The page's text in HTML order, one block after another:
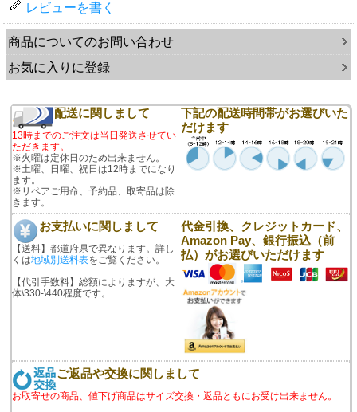
レビューを書く
商品についてのお問い合わせ
お気に入りに登録
配送に関しまして
13時までのご注文は当日発送させてい
ただきます。
※火曜は定休日のため出来ません。
※土曜、日曜、祝日は12時までになり
ます。
※リペアご用命、予約品、取寄品は除
きます。
下記の配送時間帯がお選びいた
だけます
お支払いに関しまして
【送料】都道府県で異なります。詳し
くは地域別送料表をご覧ください。
【代引手数料】総額によりますが、大
体\330-\440程度です。
代金引換、クレジットカード、
Amazon Pay、銀行振込（前
払）がお選びいただけます
ご返品や交換に関しまして
お取寄せの商品、値下げ商品はサイズ交換・返品ともにお受け出来ません。